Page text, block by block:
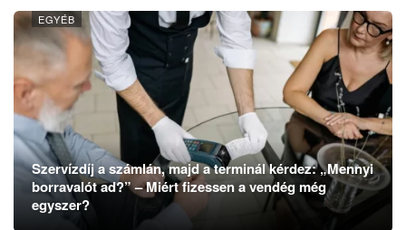
EGYÉB
Szervízdíj a számlán, majd a terminál kérdez: „Mennyi
borravalót ad?” – Miért fizessen a vendég még
egyszer?